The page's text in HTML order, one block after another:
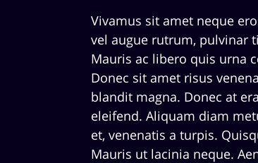
Vivamus sit amet neque
vel augue rutrum, pulvinar
Mauris ac libero quis urna
Donec sit amet risus
blandit magna. Donec at
eleifend. Aliquam diam
et, venenatis a turpis.
Mauris ut lacinia neque.